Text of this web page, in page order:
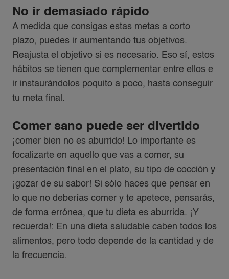
No ir demasiado rápido
A medida que consigas estas metas a corto
plazo, puedes ir aumentando tus objetivos.
Reajusta el objetivo si es necesario. Eso sí, estos
hábitos se tienen que complementar entre ellos e
ir instaurándolos poquito a poco, hasta conseguir
tu meta final.
Comer sano puede ser divertido
¡comer bien no es aburrido! Lo importante es
focalizarte en aquello que vas a comer, su
presentación final en el plato, su tipo de cocción y
¡gozar de su sabor! Si sólo haces que pensar en
lo que no deberías comer y te apetece, pensarás,
de forma errónea, que tu dieta es aburrida. ¡Y
recuerda!: En una dieta saludable caben todos los
alimentos, pero todo depende de la cantidad y de
la frecuencia.